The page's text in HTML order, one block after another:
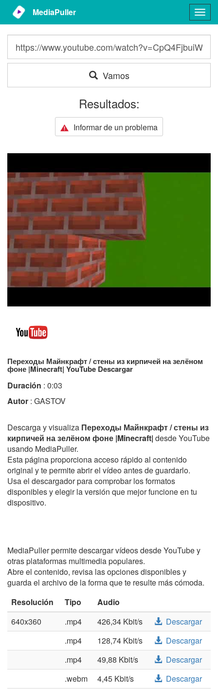
MediaPuller
Vamos
Resultados:
Informar de un problema
Переходы Майнкрафт / стены из кирпичей на зелёном
фоне |Minecraft| YouTube Descargar
Duración : 0:03
Autor : GASTOV
Descarga y visualiza Переходы Майнкрафт / стены из
кирпичей на зелёном фоне |Minecraft| desde YouTube
usando MediaPuller.
Esta página proporciona acceso rápido al contenido
original y te permite abrir el vídeo antes de guardarlo.
Usa el descargador para comprobar los formatos
disponibles y elegir la versión que mejor funcione en tu
dispositivo.
MediaPuller permite descargar vídeos desde YouTube y
otras plataformas multimedia populares.
Abre el contenido, revisa las opciones disponibles y
guarda el archivo de la forma que te resulte más cómoda.
Resolución
Tipo
Audio
640x360
.mp4 426,34 Kbit/s
Descargar
.mp4
128,74 Kbit/s
Descargar
.mp4
49,88 Kbit/s
Descargar
.webm
4,45 Kbit/s
Descargar